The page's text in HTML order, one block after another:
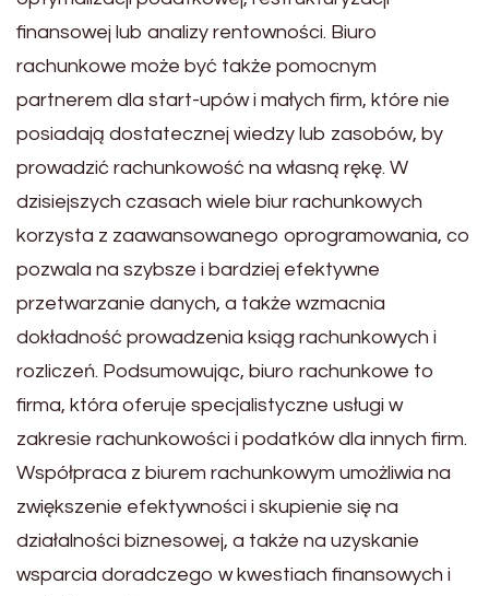
finansowej lub analizy rentowności. Biuro
rachunkowe może być także pomocnym
partnerem dla start-upów i małych firm, które nie
posiadają dostatecznej wiedzy lub zasobów, by
prowadzić rachunkowość na własną rękę. W
dzisiejszych czasach wiele biur rachunkowych
korzysta z zaawansowanego oprogramowania, co
pozwala na szybsze i bardziej efektywne
przetwarzanie danych, a także wzmacnia
dokładność prowadzenia ksiąg rachunkowych i
rozliczeń. Podsumowując, biuro rachunkowe to
firma, która oferuje specjalistyczne usługi w
zakresie rachunkowości i podatków dla innych firm.
Współpraca z biurem rachunkowym umożliwia na
zwiększenie efektywności i skupienie się na
działalności biznesowej, a także na uzyskanie
wsparcia doradczego w kwestiach finansowych i